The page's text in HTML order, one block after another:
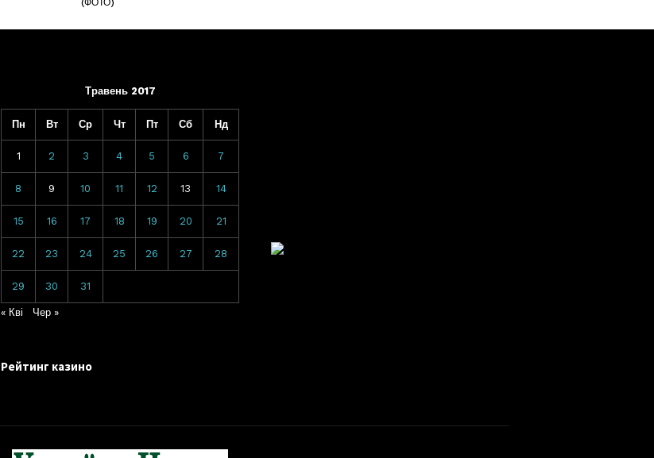
(ФОТО)
Травень 2017
Пн Вт Ср Чт Пт Сб Нд
1 2 3 4 5 6 7
8 9 10 11 12 13 14
15 16 17 18 19 20 21
22 23 24 25 26 27 28
29 30 31
« Кві Чер »
Рейтинг казино